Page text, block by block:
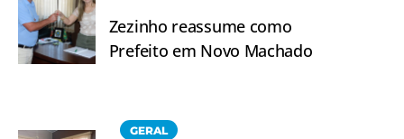
Zezinho reassume como
Prefeito em Novo Machado
GERAL